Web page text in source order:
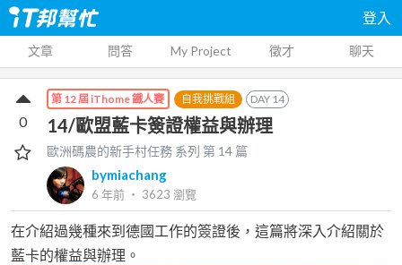
登入
文章 問答 My Project 徵才 聊天
第 12 屆 iThome 鐵人賽 自我挑戰組 DAY 14
14/歐盟藍卡簽證權益與辦理
歐洲碼農的新手村任務 系列 第 14 篇
bymiachang
6 年前 ‧ 3623 瀏覽
0
在介紹過幾種來到德國工作的簽證後，這篇將深入介紹關於
藍卡的權益與辦理。